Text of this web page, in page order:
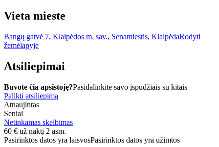
Vieta mieste
Bangų gatvė 7, Klaipėdos m. sav., Senamiestis, KlaipėdaRodyti
žemėlapyje
Atsiliepimai
Buvote čia apsistoję?Pasidalinkite savo įspūdžiais su kitais
Palikti atsiliepimą
Atnaujintas
Seniai
Netinkamas skelbimas
60 € už naktį 2 asm.
Pasirinktos datos yra laisvosPasirinktos datos yra užimtos